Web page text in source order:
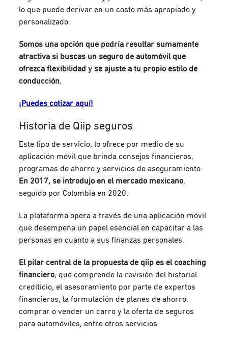
lo que puede derivar en un costo más apropiado y
personalizado.
Somos una opción que podría resultar sumamente
atractiva si buscas un seguro de automóvil que
ofrezca flexibilidad y se ajuste a tu propio estilo de
conducción.
¡Puedes cotizar aquí!
Historia de Qiip seguros
Este tipo de servicio, lo ofrece por medio de su
aplicación móvil que brinda consejos financieros,
programas de ahorro y servicios de aseguramiento.
En 2017, se introdujo en el mercado mexicano,
seguido por Colombia en 2020.
La plataforma opera a través de una aplicación móvil
que desempeña un papel esencial en capacitar a las
personas en cuanto a sus finanzas personales.
El pilar central de la propuesta de qiip es el coaching
financiero, que comprende la revisión del historial
crediticio, el asesoramiento por parte de expertos
financieros, la formulación de planes de ahorro.
comprar o vender un carro y la oferta de seguros
para automóviles, entre otros servicios.